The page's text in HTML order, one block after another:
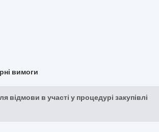
вимоги
відмови в участі у процедурі закупівлі